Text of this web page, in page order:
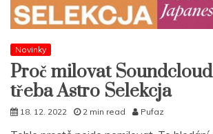
Novinky
Proč milovat
třeba Astro Selekcja
18. 12. 2022 2 min read Pufaz